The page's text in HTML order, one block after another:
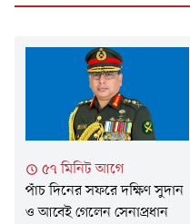
৫৭ মিনিট আগে
পাঁচ দিনের সফরে দক্ষিণ সুদান
ও আবেই গেলেন সেনাপ্রধান